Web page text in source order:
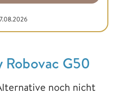
Robovac G50
noch nicht